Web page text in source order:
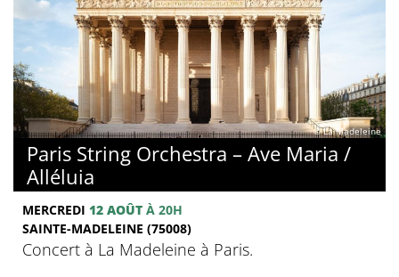
© La Madeleine
Paris String Orchestra – Ave Maria /
Alléluia
MERCREDI 12 AOÛT À 20H
SAINTE-MADELEINE (75008)
Concert à La Madeleine à Paris.